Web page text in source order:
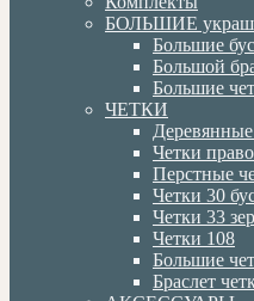
БОЛЬШИЕ
Большие
Большой
Большие
ЧЕТКИ
Четки
Перстные
Четки 30
Четки 33
Четки 108
Большие
Браслет